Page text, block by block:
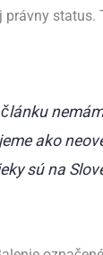
ako
sú na